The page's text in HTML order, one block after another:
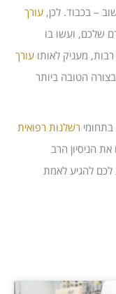
– בכבוד. לכן, עורך
שלכם, ועשו בו
מעניק לאותו עורך
בצורה הטובה ביותר
רשלנות רפואית
הניסיון הרב
לכם להגיע לאמת